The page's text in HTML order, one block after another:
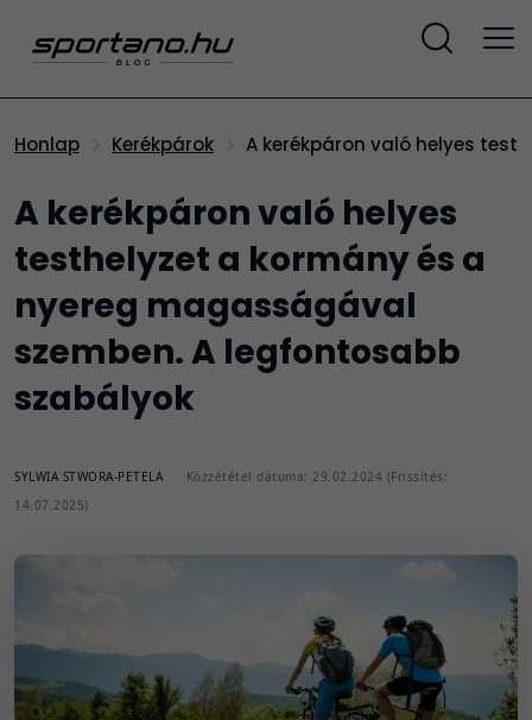
Honlap Kerékpárok A kerékpáron való helyes
A kerékpáron való helyes
testhelyzet a kormány és a
nyereg magasságával
szemben. A legfontosabb
szabályok
SYLWIA STWORA-PETELA
Közzététel dátuma: 29.02.2024 (Frissítés:
14.07.2025)